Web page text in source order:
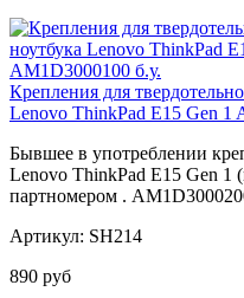
Крепления для
Lenovo ThinkPad E15 Gen 1
Бывшее в употреблении
Lenovo ThinkPad E15 Gen 1
партномером .
Артикул: SH214
890 руб